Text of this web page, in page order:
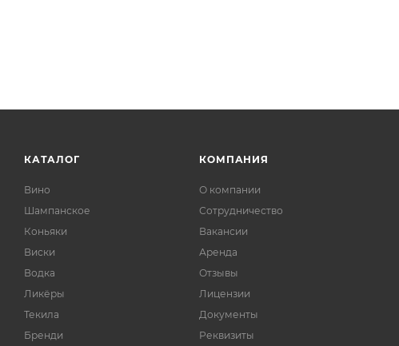
КАТАЛОГ
Вино
Шампанское
Коньяки
Виски
Водка
Ликёры
Текила
Бренди
КОМПАНИЯ
О компании
Сотрудничество
Вакансии
Аренда
Отзывы
Лицензии
Документы
Реквизиты